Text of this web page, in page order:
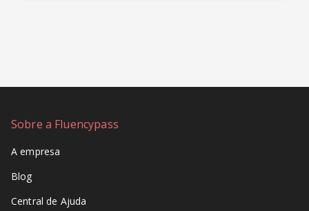
Sobre a Fluencypass
A empresa
Blog
Central de Ajuda